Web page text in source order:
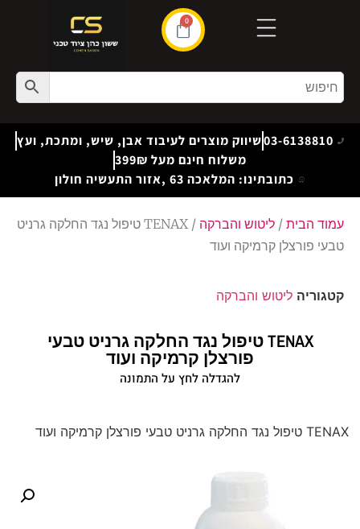
0
03-6138810שיווק מוצרים לעיבוד אבן, שיש, ומתכת, ועץ
משלוח חינם מעל 399₪
כתובתינו: המלאכה 63 ,אזור התעשיה חולון
עמוד הבית / ליטוש והברקה
/ TENAX טיפול נגד החלקה גרניט
טבעי פורצלן קרמיקה ועוד
קטגוריה ליטוש והברקה
TENAX טיפול נגד החלקה גרניט טבעי
פורצלן קרמיקה ועוד
להגדלה לחץ על התמונה
TENAX טיפול נגד החלקה גרניט טבעי פורצלן קרמיקה ועוד